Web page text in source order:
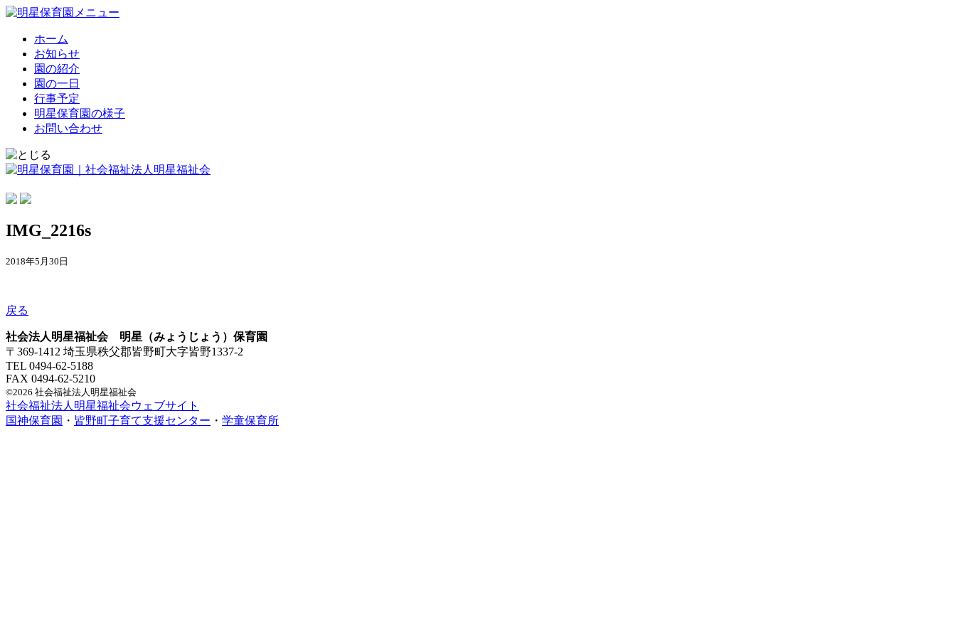
ホーム
お知らせ
園の紹介
園の一日
行事予定
明星保育園の様子
お問い合わせ
IMG_2216s
2018年5月30日
戻る
社会法人明星福祉会 明星（みょうじょう）保育園
〒369-1412 埼玉県秩父郡皆野町大字皆野1337-2
TEL 0494-62-5188
FAX 0494-62-5210
©2026 社会福祉法人明星福祉会
社会福祉法人明星福祉会ウェブサイト
国神保育園 ・ 皆野町子育て支援センター ・ 学童保育所